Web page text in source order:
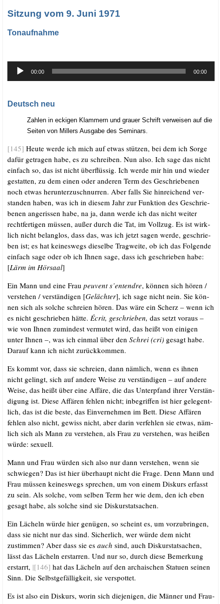
Sitzung vom 9. Juni 1971
Tonaufnahme
Audio-
Player
00:00 00:00
Deutsch neu
Zah­len in ecki­gen Klam­mern und grau­er Schrift ver­wei­sen auf die
Sei­ten von Mil­lers Aus­ga­be des Semi­nars.
[145] Heu­te wer­de ich mich auf etwas stüt­zen, bei dem ich Sor­ge
dafür getra­gen habe, es zu schrei­ben. Nun also. Ich sage das nicht
ein­fach so, das ist nicht über­flüs­sig. Ich wer­de mir hin und wie­der
gestat­ten, zu dem einen oder ande­ren Term des Geschrie­be­nen
noch etwas her­un­ter­zu­schnur­ren. Aber falls Sie hin­rei­chend ver­
stan­den haben, was ich in die­sem Jahr zur Funk­ti­on des Geschrie­
be­nen ange­ris­sen habe, na ja, dann wer­de ich das nicht wei­ter
recht­fer­ti­gen müs­sen, außer durch die Tat, im Voll­zug. Es ist wirk­
lich nicht belang­los, dass das, was ich jetzt sagen wer­de, geschrie­
ben ist; es hat kei­nes­wegs die­sel­be Trag­wei­te, ob ich das Fol­gen­de
ein­fach sage oder ob ich Ihnen sage, dass ich geschrie­ben habe:
[Lärm im Hör­saal]
Ein Mann und eine Frau peu­vent s’entendre, kön­nen sich hören /​
ver­ste­hen /​ ver­stän­di­gen [Geläch­ter], ich sage nicht nein. Sie kön­
nen sich als sol­che schrei­en hören. Das wäre ein Scherz – wenn ich
es nicht geschrie­ben hät­te. Écrit, geschrie­ben, das setzt vor­aus –
wie von Ihnen zumin­dest ver­mu­tet wird, das heißt von eini­gen
unter Ihnen –, was ich ein­mal über den Schrei (cri) gesagt habe.
Dar­auf kann ich nicht zurückkommen.
Es kommt vor, dass sie schrei­en, dann näm­lich, wenn es ihnen
nicht gelingt, sich auf ande­re Wei­se zu ver­stän­di­gen – auf ande­re
Wei­se, das heißt über eine Affä­re, die das Unter­pfand ihrer Ver­stän­
di­gung ist. Die­se Affä­ren feh­len nicht; inbe­grif­fen ist hier gele­gent­
lich, das ist die bes­te, das Ein­ver­neh­men im Bett. Die­se Affä­ren
feh­len also nicht, gewiss nicht, aber dar­in ver­feh­len sie etwas, näm­
lich sich als Mann zu ver­ste­hen, als Frau zu ver­ste­hen, was hei­ßen
wür­de: sexuell.
Mann und Frau wür­den sich also nur dann ver­ste­hen, wenn sie
schwie­gen? Das ist hier über­haupt nicht die Fra­ge. Denn Mann und
Frau müs­sen kei­nes­wegs spre­chen, um von einem Dis­kurs erfasst
zu sein. Als sol­che, vom sel­ben Term her wie dem, den ich eben
gesagt habe, als sol­che sind sie Diskurstatsachen.
Ein Lächeln wür­de hier genü­gen, so scheint es, um vor­zu­brin­gen,
dass sie nicht nur das sind. Sicher­lich, wer wür­de dem nicht
zustim­men? Aber dass sie es auch sind, auch Dis­kur­s­tat­sa­chen,
lässt das Lächeln erstar­ren. Und nur so, durch die­se Bemer­kung
erstarrt, |[146] hat das Lächeln auf den archai­schen Sta­tu­en sei­nen
Sinn. Die Selbst­ge­fäl­lig­keit, sie verspottet.
Es ist also ein Dis­kurs, wor­in sich die­je­ni­gen, die Män­ner und Frau­